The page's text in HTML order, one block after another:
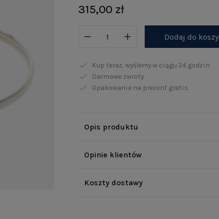
315,00 zł
Dodaj do
Kup teraz, wyślemy w ciągu 24 godzin
Darmowe zwroty
Opakowanie na prezent gratis
Opis produktu
Opinie klientów
Koszty dostawy